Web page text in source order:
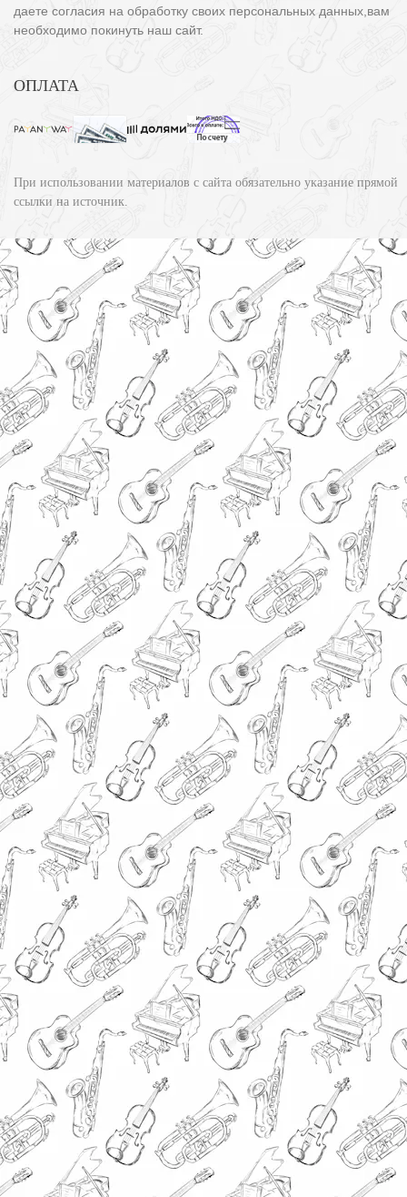
даете согласия на обработку своих персональных данных,вам
необходимо покинуть наш сайт.
ОПЛАТА
При использовании материалов с сайта обязательно указание прямой
ссылки на источник.